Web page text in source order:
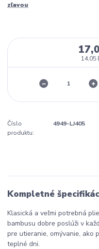
zľavou
14,05
Číslo
produktu:
4949-LJ405
Kompletné
Klasická a veľmi potrebná
bambusu dobre poslúži v
pre utieranie, omývanie, ako
teplné dni.